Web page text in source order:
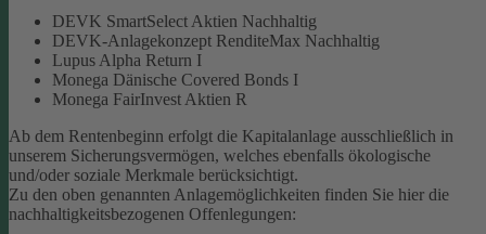
DEVK SmartSelect Aktien Nachhaltig
DEVK-Anlagekonzept RenditeMax Nachhaltig
Lupus Alpha Return I
Monega Dänische Covered Bonds I
Monega FairInvest Aktien R
Ab dem Rentenbeginn erfolgt die Kapitalanlage ausschließlich in
unserem Sicherungsvermögen, welches ebenfalls ökologische
und/oder soziale Merkmale berücksichtigt.
Zu den oben genannten Anlagemöglichkeiten finden Sie hier die
nachhaltigkeitsbezogenen Offenlegungen: